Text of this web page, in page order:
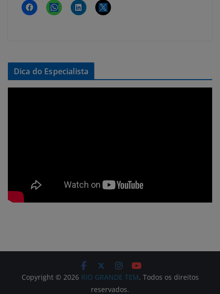
Dica do Especialista
Copyright © 2026 RIO GRANDE TEM. Todos os direitos
reservados.